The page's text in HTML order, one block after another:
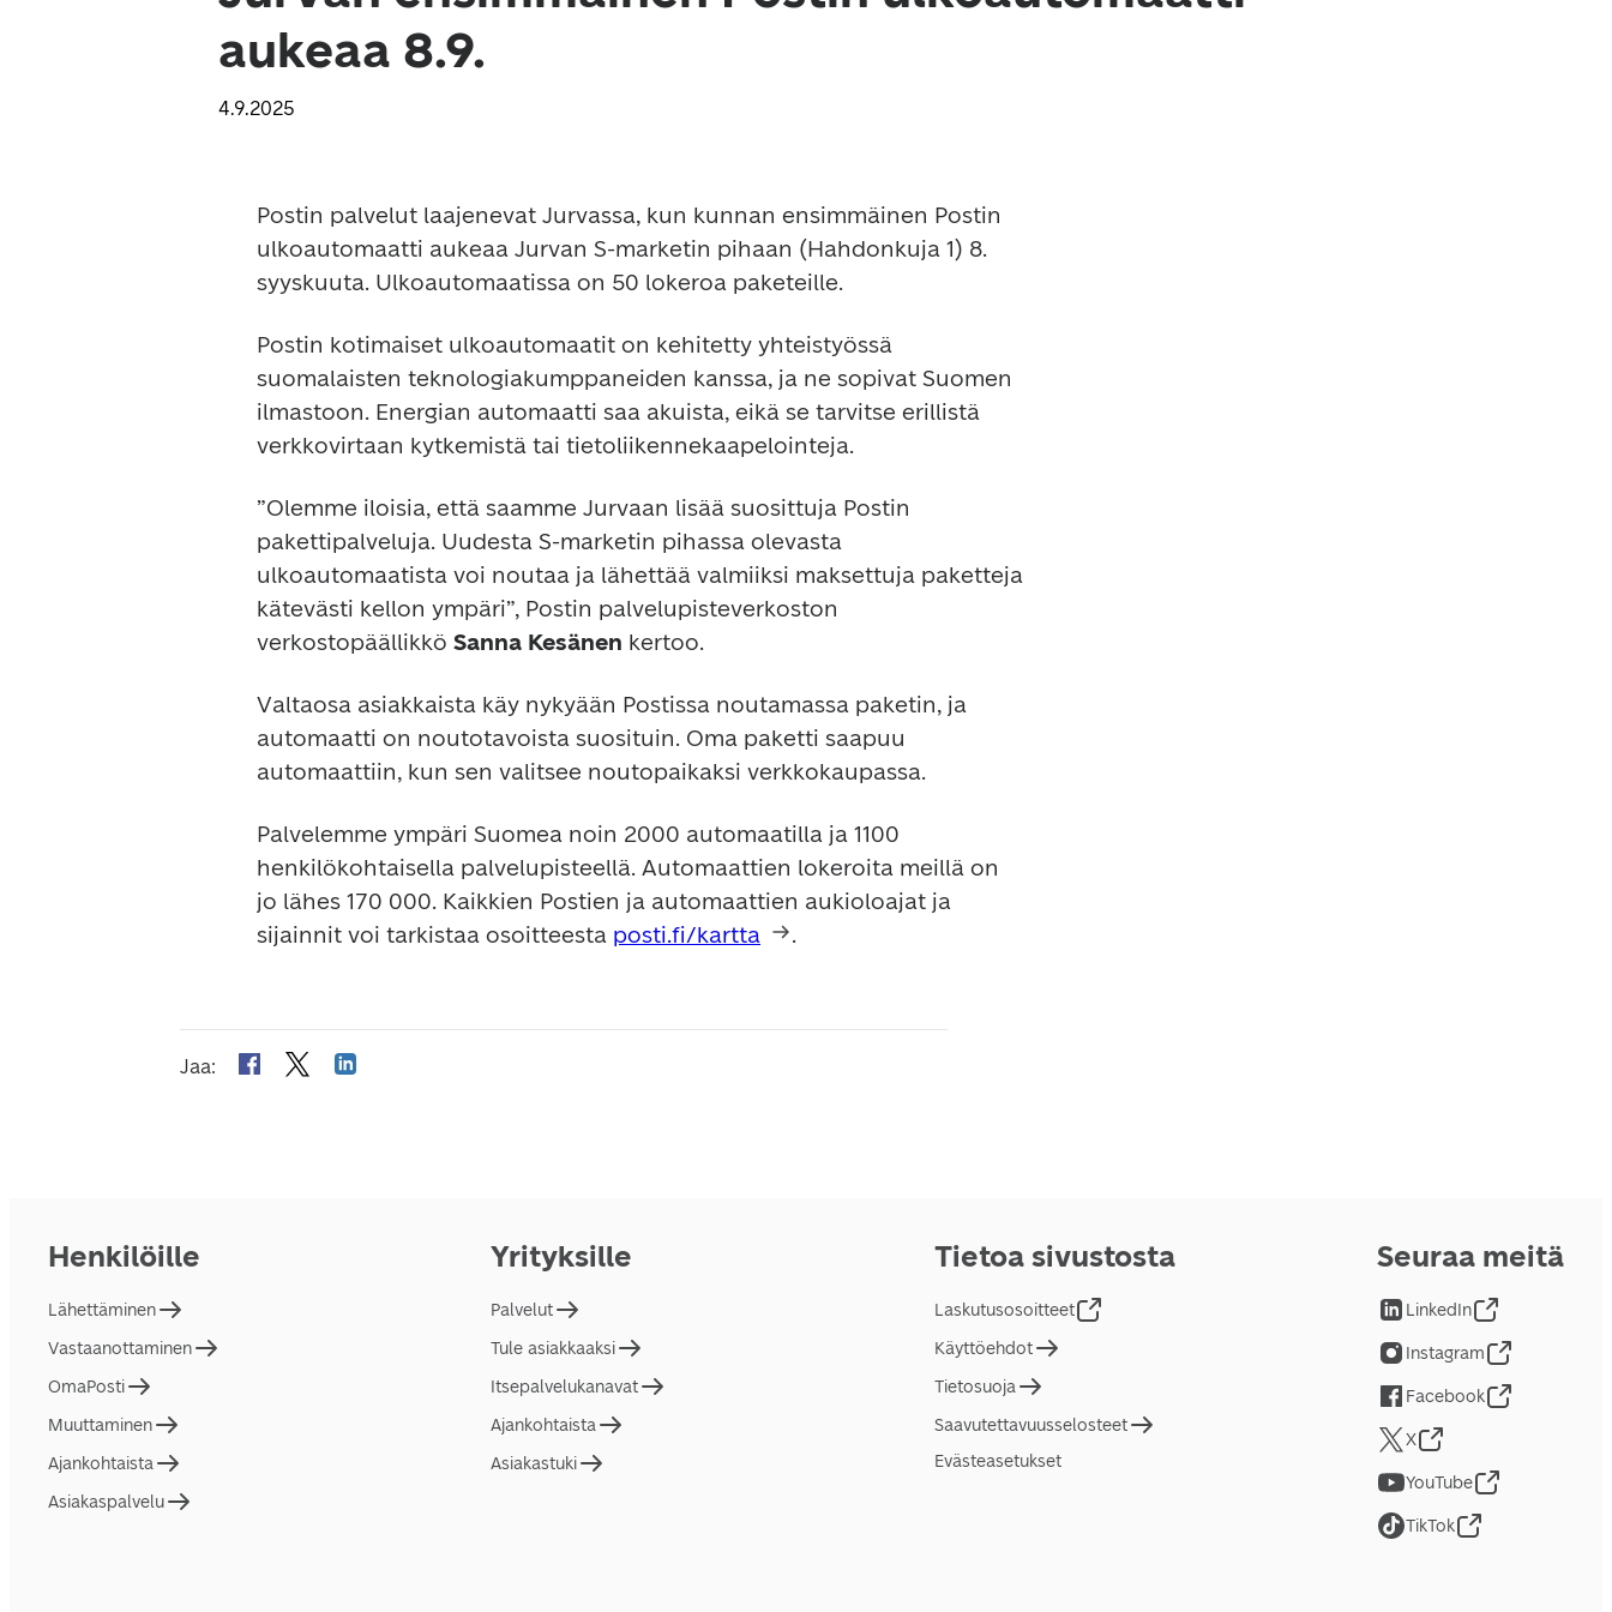
aukeaa 8.9.
4.9.2025
Postin palvelut laajenevat Jurvassa, kun kunnan ensimmäinen Postin
ulkoautomaatti aukeaa Jurvan S-marketin pihaan (Hahdonkuja 1) 8.
syyskuuta. Ulkoautomaatissa on 50 lokeroa paketeille.
Postin kotimaiset ulkoautomaatit on kehitetty yhteistyössä
suomalaisten teknologiakumppaneiden kanssa, ja ne sopivat Suomen
ilmastoon. Energian automaatti saa akuista, eikä se tarvitse erillistä
verkkovirtaan kytkemistä tai tietoliikennekaapelointeja.
”Olemme iloisia, että saamme Jurvaan lisää suosittuja Postin
pakettipalveluja. Uudesta S-marketin pihassa olevasta
ulkoautomaatista voi noutaa ja lähettää valmiiksi maksettuja paketteja
kätevästi kellon ympäri”, Postin palvelupisteverkoston
verkostopäällikkö Sanna Kesänen kertoo.
Valtaosa asiakkaista käy nykyään Postissa noutamassa paketin, ja
automaatti on noutotavoista suosituin. Oma paketti saapuu
automaattiin, kun sen valitsee noutopaikaksi verkkokaupassa.
Palvelemme ympäri Suomea noin 2000 automaatilla ja 1100
henkilökohtaisella palvelupisteellä. Automaattien lokeroita meillä on
jo lähes 170 000. Kaikkien Postien ja automaattien aukioloajat ja
sijainnit voi tarkistaa osoitteesta posti.fi/kartta .
Jaa:
Henkilöille
Lähettäminen
Vastaanottaminen
OmaPosti
Muuttaminen
Ajankohtaista
Asiakaspalvelu
Yrityksille
Palvelut
Tule asiakkaaksi
Itsepalvelukanavat
Ajankohtaista
Asiakastuki
Tietoa sivustosta
Laskutusosoitteet
Käyttöehdot
Tietosuoja
Saavutettavuusselosteet
Evästeasetukset
Seuraa meitä
LinkedIn
Instagram
Facebook
X
YouTube
TikTok